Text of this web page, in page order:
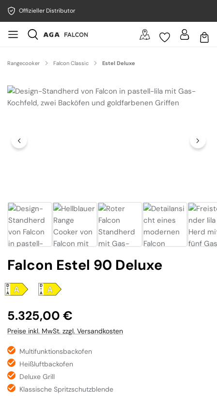
Offizieller Distributor
Rangecooker Falcon Classic Estel Deluxe
Bildergalerie überspringen
Falcon Estel 90 Deluxe
Regulärer Preis:
5.325,00 €
Preise inkl. MwSt. zzgl. Versandkosten
Multifunktionsbackofen
Heißluftbackofen
Deluxe Grill
Klassische Spritzschutzblende